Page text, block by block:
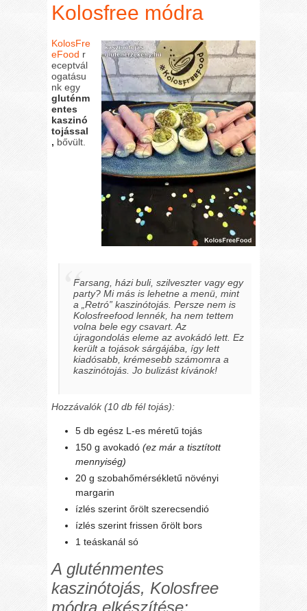
Kolosfree módra
KolosFre
eFood r
eceptvál
ogatásu
nk egy
gluténm
entes
kaszinó
tojással
, bővült.
Farsang, házi buli, szilveszter vagy egy
party? Mi más is lehetne a menü, mint
a „Retró” kaszinótojás. Persze nem is
Kolosfreefood lennék, ha nem tettem
volna bele egy csavart. Az
újragondolás eleme az avokádó lett. Ez
került a tojások sárgájába, így lett
kiadósabb, krémesebb számomra a
kaszinótojás. Jo bulizást kívánok!
Hozzávalók (10 db fél tojás):
5 db egész L-es méretű tojás
150 g avokadó(ez már a tisztított
mennyiség)
20 g szobahőmérsékletű növényi
margarin
ízlés szerint őrölt szerecsendió
ízlés szerint frissen őrölt bors
1 teáskanál só
A gluténmentes
kaszinótojás, Kolosfree
módra elkészítése: